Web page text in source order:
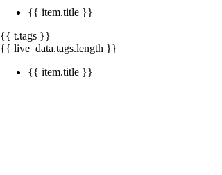
{{ item.title }}
{{ t.tags }}
{{ live_data.tags.length }}
{{ item.title }}